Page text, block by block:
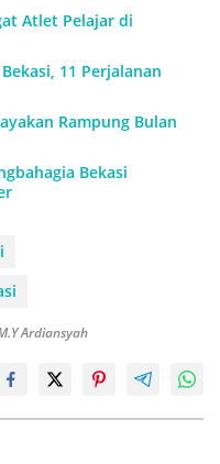
Atlet Pelajar di
11 Perjalanan
Rampung Bulan
Bekasi
Ardiansyah